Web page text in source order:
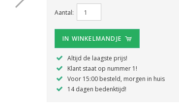
Aantal:
IN WINKELMANDJE
Altijd de laagste prijs!
Klant staat op nummer 1!
Voor 15:00 besteld, morgen in huis
14 dagen bedenktijd!